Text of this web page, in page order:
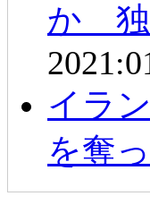
か 独
イラ
を奪